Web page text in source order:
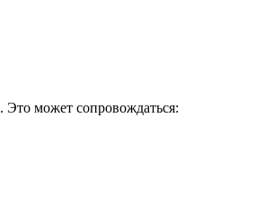
может сопровождаться: